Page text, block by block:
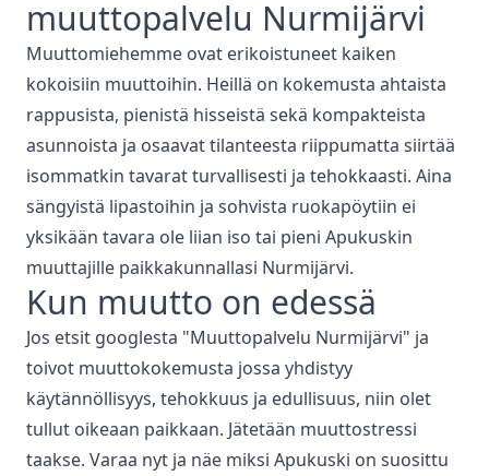
muuttopalvelu Nurmijärvi
Muuttomiehemme ovat erikoistuneet kaiken
kokoisiin muuttoihin. Heillä on kokemusta ahtaista
rappusista, pienistä hisseistä sekä kompakteista
asunnoista ja osaavat tilanteesta riippumatta siirtää
isommatkin tavarat turvallisesti ja tehokkaasti. Aina
sängyistä lipastoihin ja sohvista ruokapöytiin ei
yksikään tavara ole liian iso tai pieni Apukuskin
muuttajille paikkakunnallasi Nurmijärvi.
Kun muutto on edessä
Jos etsit googlesta "Muuttopalvelu Nurmijärvi" ja
toivot muuttokokemusta jossa yhdistyy
käytännöllisyys, tehokkuus ja edullisuus, niin olet
tullut oikeaan paikkaan. Jätetään muuttostressi
taakse. Varaa nyt ja näe miksi Apukuski on suosittu